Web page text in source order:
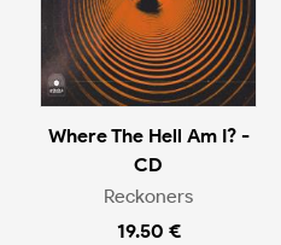
Where The Hell Am I? -
CD
Reckoners
19.50 €